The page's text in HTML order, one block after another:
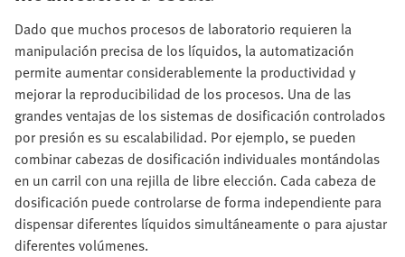
Dado que muchos procesos de laboratorio requieren la
manipulación precisa de los líquidos, la automatización
permite aumentar considerablemente la productividad y
mejorar la reproducibilidad de los procesos. Una de las
grandes ventajas de los sistemas de dosificación controlados
por presión es su escalabilidad. Por ejemplo, se pueden
combinar cabezas de dosificación individuales montándolas
en un carril con una rejilla de libre elección. Cada cabeza de
dosificación puede controlarse de forma independiente para
dispensar diferentes líquidos simultáneamente o para ajustar
diferentes volúmenes.